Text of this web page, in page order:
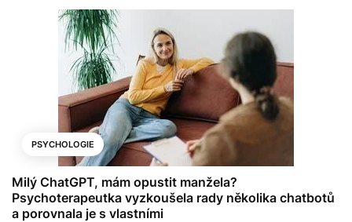
PSYCHOLOGIE
Milý ChatGPT, mám opustit manžela?
Psychoterapeutka vyzkoušela rady několika chatbotů
a porovnala je s vlastními